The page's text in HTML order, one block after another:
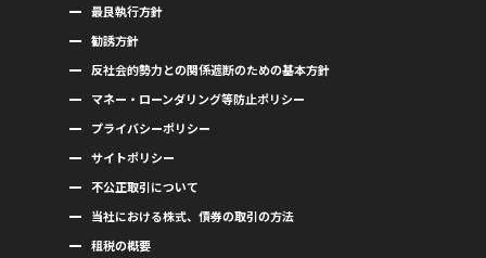
最良執行方針
勧誘方針
反社会的勢力との関係遮断のための基本方針
マネー・ローンダリング等防止ポリシー
プライバシーポリシー
サイトポリシー
不公正取引について
当社における株式、債券の取引の方法
租税の概要